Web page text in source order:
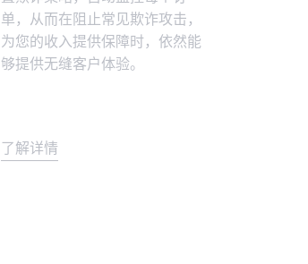
单，从而在阻止常见欺诈攻击，
为您的收入提供保障时，依然能
够提供无缝客户体验。
了解详情